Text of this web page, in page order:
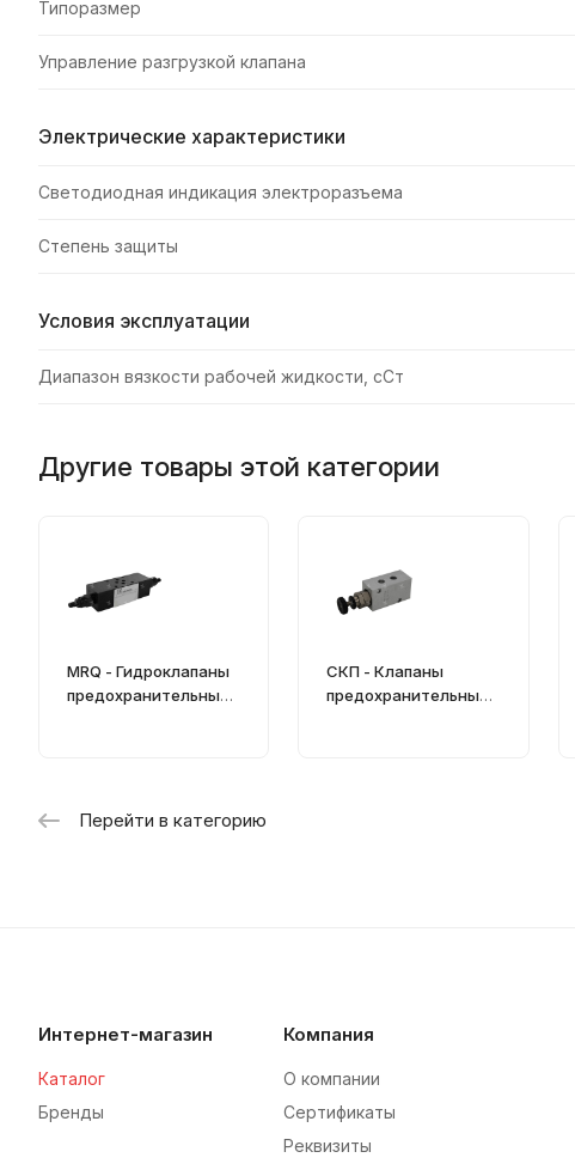
Типоразмер
Управление разгрузкой клапана
Электрические характеристики
Светодиодная индикация электроразъема
Степень защиты
Условия эксплуатации
Диапазон вязкости рабочей жидкости, сСт
Другие товары этой категории
MRQ - Гидроклапаны
предохранительные
СКП - Клапаны
предохранительные
Перейти в категорию
Интернет-магазин
Каталог
Бренды
Компания
О компании
Сертификаты
Реквизиты